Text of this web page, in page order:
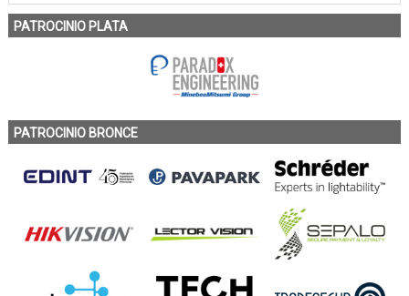
PATROCINIO PLATA
PATROCINIO BRONCE